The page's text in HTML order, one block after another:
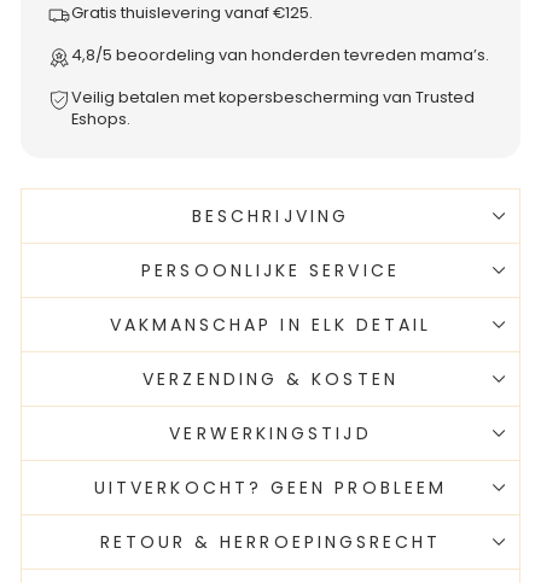
Gratis thuislevering vanaf €125.
4,8/5 beoordeling van honderden tevreden mama’s.
Veilig betalen met kopersbescherming van Trusted
Eshops.
BESCHRIJVING
PERSOONLIJKE SERVICE
VAKMANSCHAP IN ELK DETAIL
VERZENDING & KOSTEN
VERWERKINGSTIJD
UITVERKOCHT? GEEN PROBLEEM
RETOUR & HERROEPINGSRECHT